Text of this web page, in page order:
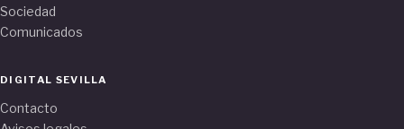
Sociedad
Comunicados
DIGITAL SEVILLA
Contacto